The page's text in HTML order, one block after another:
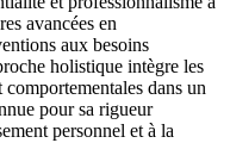
avancées en
aux besoins
holistique intègre les
dans un
pour sa rigueur
personnel et à la